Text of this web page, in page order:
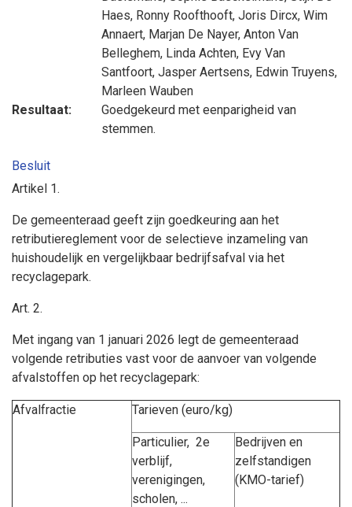
Haes, Ronny Roofthooft, Joris Dircx, Wim
Annaert, Marjan De Nayer, Anton Van
Belleghem, Linda Achten, Evy Van
Santfoort, Jasper Aertsens, Edwin Truyens,
Marleen Wauben
Resultaat:
Goedgekeurd met eenparigheid van
stemmen.
Besluit
Artikel 1.
De gemeenteraad geeft zijn goedkeuring aan het
retributiereglement voor de selectieve inzameling van
huishoudelijk en vergelijkbaar bedrijfsafval via het
recyclagepark.
Art. 2.
Met ingang van 1 januari 2026 legt de gemeenteraad
volgende retributies vast voor de aanvoer van volgende
afvalstoffen op het recyclagepark:
Afvalfractie Tarieven (euro/kg)
Particulier, 2e
verblijf,
verenigingen,
scholen, ...
Bedrijven en
zelfstandigen
(KMO-tarief)